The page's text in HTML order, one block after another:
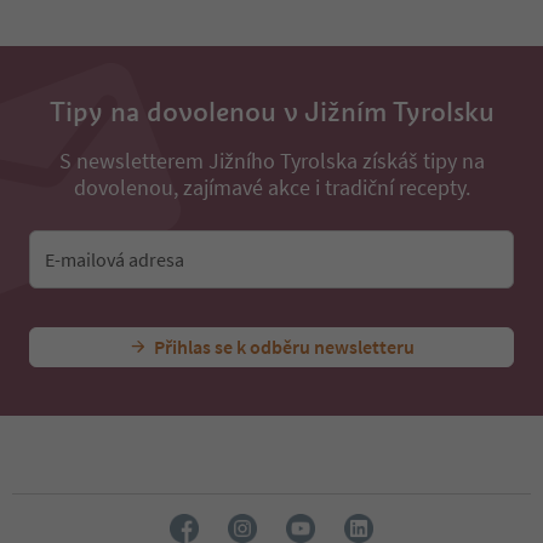
33
46
48
Tipy na dovolenou v Jižním Tyrolsku
S newsletterem Jižního Tyrolska získáš tipy na
dovolenou, zajímavé akce i tradiční recepty.
E-mailová adresa
Přihlas se k odběru newsletteru